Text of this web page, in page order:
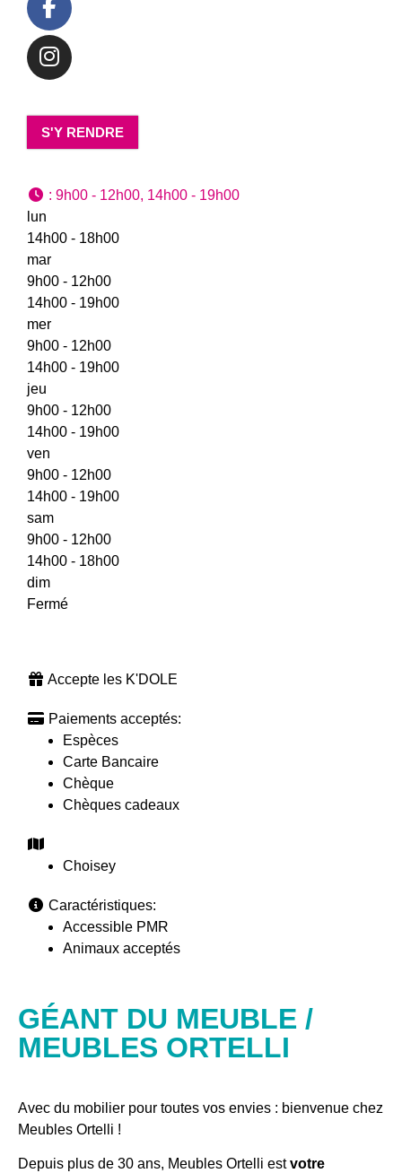
S'Y RENDRE
: 9h00 - 12h00, 14h00 - 19h00
lun
14h00 - 18h00
mar
9h00 - 12h00
14h00 - 19h00
mer
9h00 - 12h00
14h00 - 19h00
jeu
9h00 - 12h00
14h00 - 19h00
ven
9h00 - 12h00
14h00 - 19h00
sam
9h00 - 12h00
14h00 - 18h00
dim
Fermé
Accepte les K'DOLE
Paiements acceptés:
Espèces
Carte Bancaire
Chèque
Chèques cadeaux
Choisey
Caractéristiques:
Accessible PMR
Animaux acceptés
GÉANT DU MEUBLE /
MEUBLES ORTELLI
Avec du mobilier pour toutes vos envies : bienvenue chez
Meubles Ortelli !
Depuis plus de 30 ans, Meubles Ortelli estvotre